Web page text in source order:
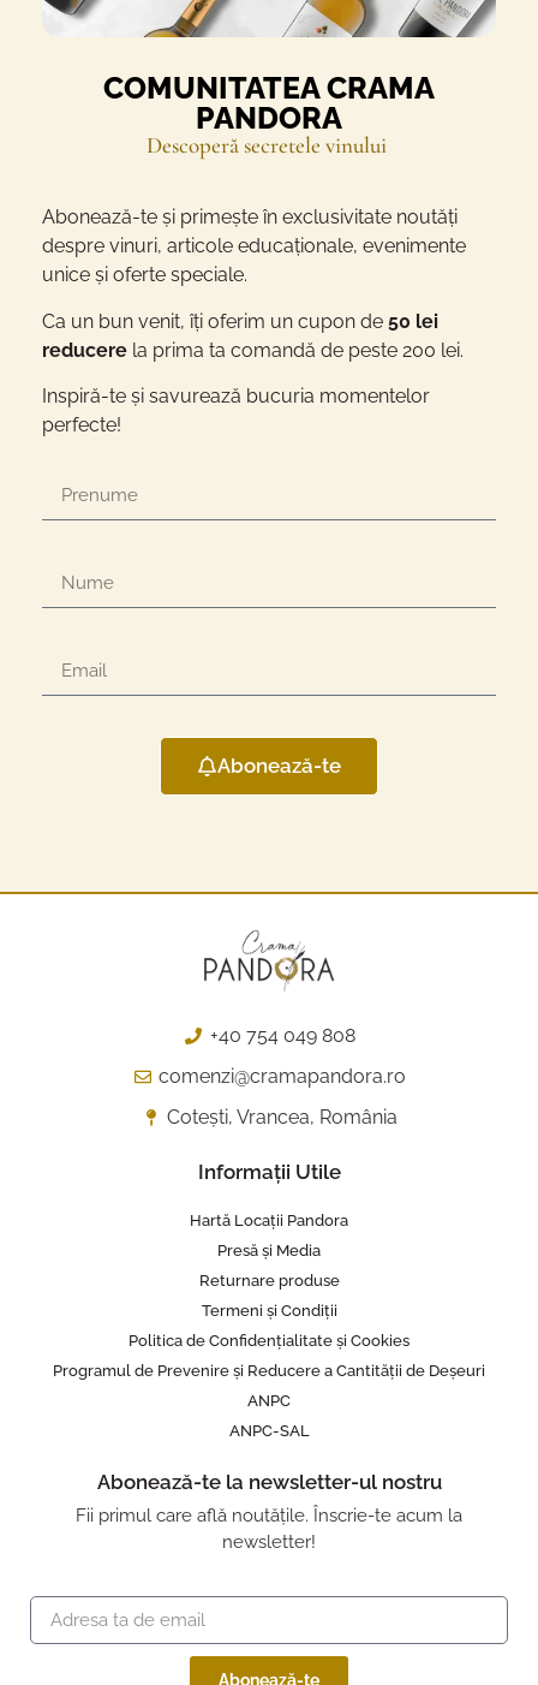
COMUNITATEA CRAMA
PANDORA
Descoperă secretele vinului
Abonează-te și primește în exclusivitate noutăți
despre vinuri, articole educaționale, evenimente
unice și oferte speciale.
Ca un bun venit, îți oferim un cupon de 50 lei
reducere la prima ta comandă de peste 200 lei.
Inspiră-te și savurează bucuria momentelor
perfecte!
Abonează-te
+40 754 049 808
comenzi@cramapandora.ro
Cotești, Vrancea, România
Informații Utile
Hartă Locații Pandora
Presă și Media
Returnare produse
Termeni și Condiții
Politica de Confidențialitate și Cookies
Programul de Prevenire și Reducere a Cantității de Deșeuri
ANPC
ANPC-SAL
Abonează-te la newsletter-ul nostru
Fii primul care află noutățile. Înscrie-te acum la
newsletter!
Abonează-te